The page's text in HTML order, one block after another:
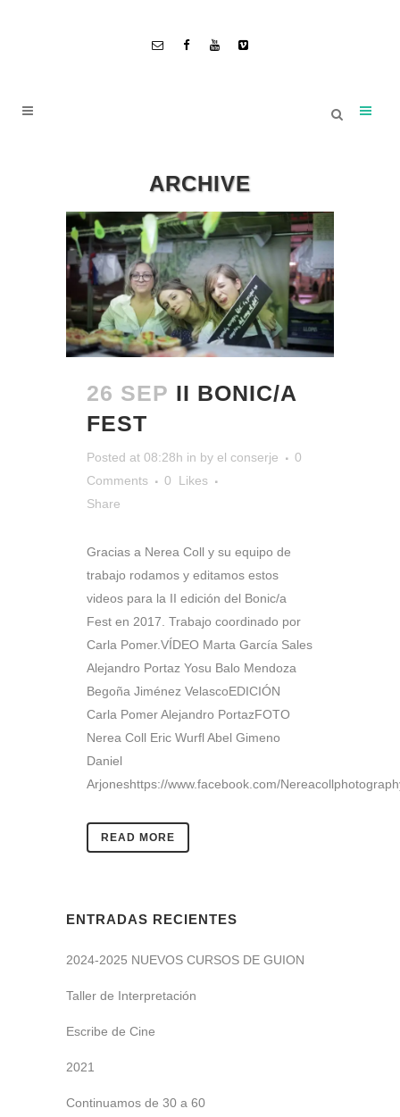
ARCHIVE
26 SEP II BONIC/A
FEST
Posted at 08:28h in by el conserje
0
Comments
0
Likes
Share
Gracias a Nerea Coll y su equipo de
trabajo rodamos y editamos estos
videos para la II edición del Bonic/a
Fest en 2017. Trabajo coordinado por
Carla Pomer.VÍDEO Marta García Sales
Alejandro Portaz Yosu Balo Mendoza
Begoña Jiménez VelascoEDICIÓN
Carla Pomer Alejandro PortazFOTO
Nerea Coll Eric Wurfl Abel Gimeno
Daniel
Arjoneshttps://www.facebook.com/
READ MORE
ENTRADAS RECIENTES
2024-2025 NUEVOS CURSOS DE GUION
Taller de Interpretación
Escribe de Cine
2021
Continuamos de 30 a 60